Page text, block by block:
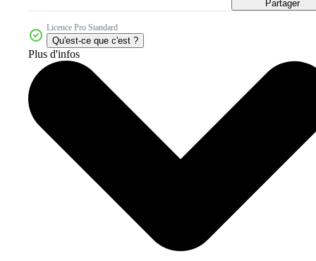
Partager
Licence Pro Standard
Qu'est-ce que c'est ?
Plus d'infos